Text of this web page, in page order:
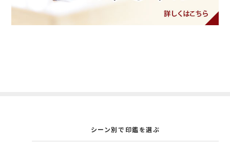
シーン別で印鑑を選ぶ